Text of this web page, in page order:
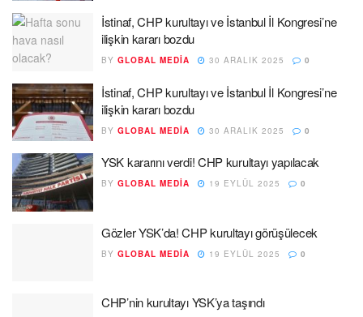
İstinaf, CHP kurultayı ve İstanbul İl Kongresi’ne
ilişkin kararı bozdu
BY GLOBAL MEDIA 30 ARALIK 2025 0
İstinaf, CHP kurultayı ve İstanbul İl Kongresi’ne
ilişkin kararı bozdu
BY GLOBAL MEDIA 30 ARALIK 2025 0
YSK kararını verdi! CHP kurultayı yapılacak
BY GLOBAL MEDIA 19 EYLÜL 2025 0
Gözler YSK’da! CHP kurultayı görüşülecek
BY GLOBAL MEDIA 19 EYLÜL 2025 0
CHP’nin kurultayı YSK’ya taşındı